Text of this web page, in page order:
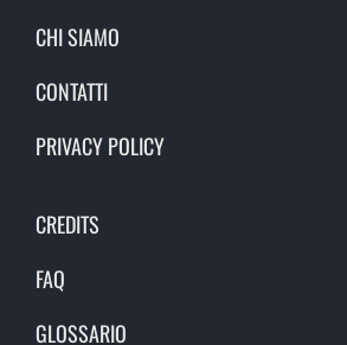
CHI SIAMO
CONTATTI
PRIVACY POLICY
CREDITS
FAQ
GLOSSARIO